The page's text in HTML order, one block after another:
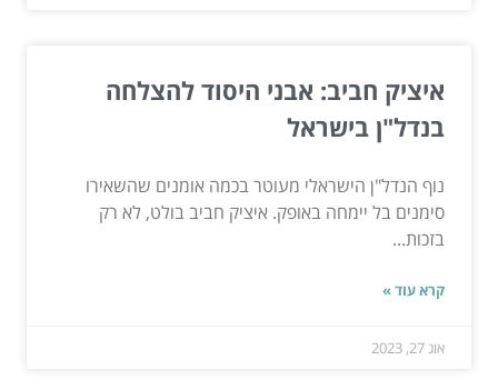
איציק חביב: אבני היסוד להצלחה
בנדל"ן בישראל
נוף הנדל"ן הישראלי מעוטר בכמה אומנים שהשאירו
סימנים בל יימחה באופק. איציק חביב בולט, לא רק
בזכות...
קרא עוד »
אוג 27, 2023